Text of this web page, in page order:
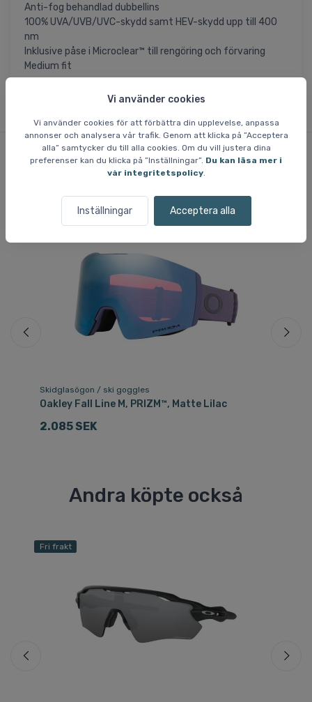
Vi använder cookies
Vi använder cookies för att förbättra din upplevelse, anpassa
annonser och analysera vår trafik. Genom att klicka på ”Acceptera
alla” samtycker du till alla cookies. Om du vill justera dina
preferenser kan du klicka på ”Inställningar”. Du kan läsa mer i
vår integritetspolicy.
Inställningar Acceptera alla
Anti-fog behandlad dubbellins
100% UVA/UVB/UVC-skydd samt HEV-skydd upp till 400
nm
Inklusive påse i Microclear™ till rengöring och förvaring
Medium fit
Liknande varor
Fri frakt
Skidglasögon / ski goggles
Oakley Fall Line M, PRIZM™, Matte Lilac
2.085 SEK
Andra köpte också
Fri frakt